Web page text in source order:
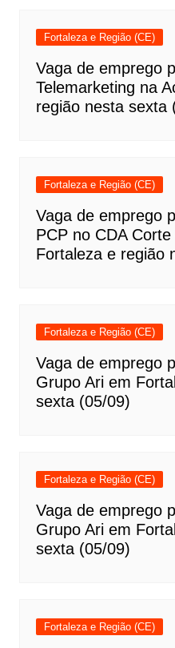
Fortaleza e Região (CE)
Vaga de emprego
Telemarketing na
região nesta sexta
Fortaleza e Região (CE)
Vaga de emprego
PCP no CDA
Fortaleza e região
Fortaleza e Região (CE)
Vaga de emprego
Grupo Ari em
sexta (05/09)
Fortaleza e Região (CE)
Vaga de emprego
Grupo Ari em
sexta (05/09)
Fortaleza e Região (CE)